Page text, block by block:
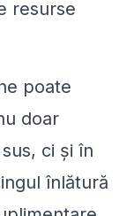
resurse
poate
doar
ci și în
înlătură